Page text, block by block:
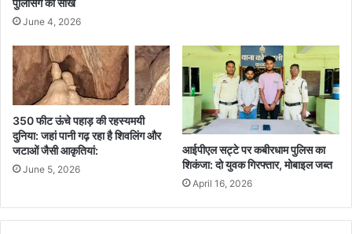
June 4, 2026
350 फीट ऊंचे पहाड़ की रहस्यमयी
दुनिया: जहां पानी गढ़ रहा है शिवलिंग और
जटाओं जैसी आकृतियां:
June 5, 2026
आईपीएल सट्टे पर कबीरधाम पुलिस का
शिकंजा: दो युवक गिरफ्तार, मोबाइल जब्त
April 16, 2026